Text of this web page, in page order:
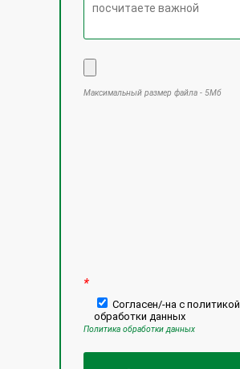
Максимальный размер файла - 5Мб
*
Согласен/-на с политикой
обработки данных
Политика обработки данных